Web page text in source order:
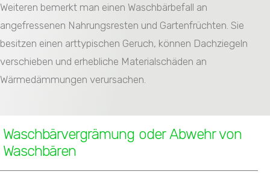
Weiteren bemerkt man einen Waschbärbefall an
angefressenen Nahrungsresten und Gartenfrüchten. Sie
besitzen einen arttypischen Geruch, können Dachziegeln
verschieben und erhebliche Materialschäden an
Wärmedämmungen verursachen.
Waschbärvergrämung oder Abwehr von
Waschbären